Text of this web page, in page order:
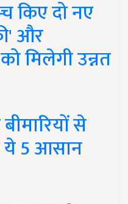
किए दो नए
और
मिलेगी उन्नत
से
ये 5 आसान